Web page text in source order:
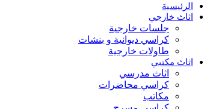
الرئيسية
اثاث خارجي
جلسات خارجية
كراسي ديوانية و بنشات
طاولات خارجية
اثاث مكتبي
اثاث مدرسي
كراسي محاضرات
مكاتب